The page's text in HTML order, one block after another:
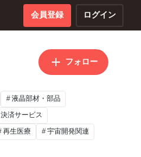
会員登録 ログイン
フォロー
液晶部材・部品
決済サービス
再生医療
宇宙開発関連